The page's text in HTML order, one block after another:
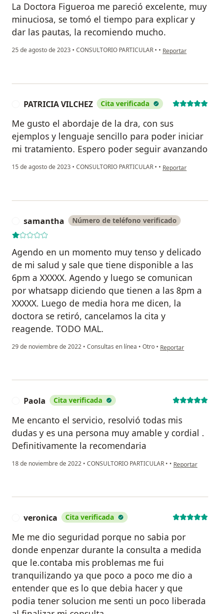
La Doctora Figueroa me pareció excelente, muy
minuciosa, se tomó el tiempo para explicar y
dar las pautas, la recomiendo mucho.
25 de agosto de 2023 • CONSULTORIO PARTICULAR • • en opinión del
Reportar
PATRICIA VILCHEZ Cita verificada
Me gusto el abordaje de la dra, con sus
ejemplos y lenguaje sencillo para poder iniciar
mi tratamiento. Espero poder seguir avanzando
15 de agosto de 2023 • CONSULTORIO PARTICULAR • • en opinión del
Reportar
samantha Número de teléfono verificado
Agendo en un momento muy tenso y delicado
de mi salud y sale que tiene disponible a las
6pm a XXXXX. Agendo y luego se comunican
por whatsapp diciendo que tienen a las 8pm a
XXXXX. Luego de media hora me dicen, la
doctora se retiró, cancelamos la cita y
reagende. TODO MAL.
29 de noviembre de 2022 • Consultas en línea • Otro • en opinión del
Reportar
Paola Cita verificada
Me encanto el servicio, resolvió todas mis
dudas y es una persona muy amable y cordial .
Definitivamente la recomendaria
18 de noviembre de 2022 • CONSULTORIO PARTICULAR • • en opinión del
Reportar
veronica Cita verificada
Me me dio seguridad porque no sabia por
donde enpenzar durante la consulta a medida
que le.contaba mis problemas me fui
tranquilizando ya que poco a poco me dio a
entender que es lo que debia hacer y que
podia tener solucion me senti un poco liberada